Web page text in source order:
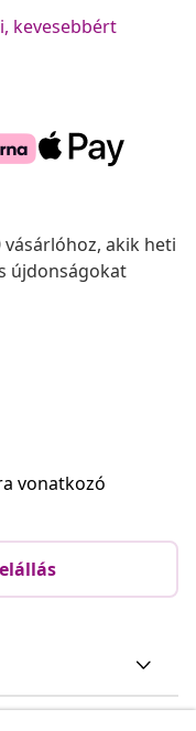
kevesebbért
akik heti
újdonságokat
vonatkozó